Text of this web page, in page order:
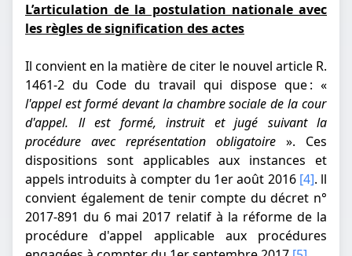
L’articulation de la postulation nationale avec
les règles de signification des actes
Il convient en la matière de citer le nouvel article R.
1461-2 du Code du travail qui dispose que : «
l'appel est formé devant la chambre sociale de la cour
d'appel. ll est formé, instruit et jugé suivant la
procédure avec représentation obligatoire ». Ces
dispositions sont applicables aux instances et
appels introduits à compter du 1er août 2016 [4]. ll
convient également de tenir compte du décret n°
2017-891 du 6 mai 2017 relatif à la réforme de la
procédure d'appel applicable aux procédures